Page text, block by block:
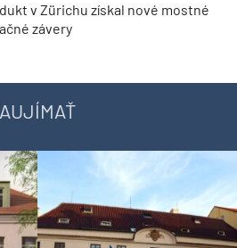
v Zürichu získal nové mostné
závery